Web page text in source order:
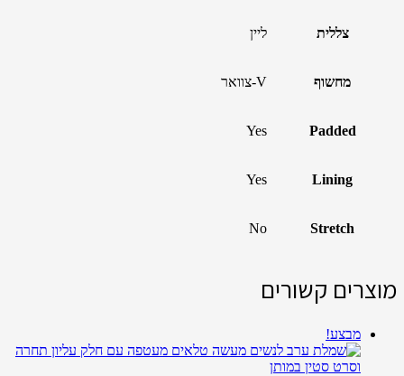
צללית ליין
מחשוף V-צוואר
Padded
Yes
Lining
Yes
Stretch
No
מוצרים קשורים
מבצע!